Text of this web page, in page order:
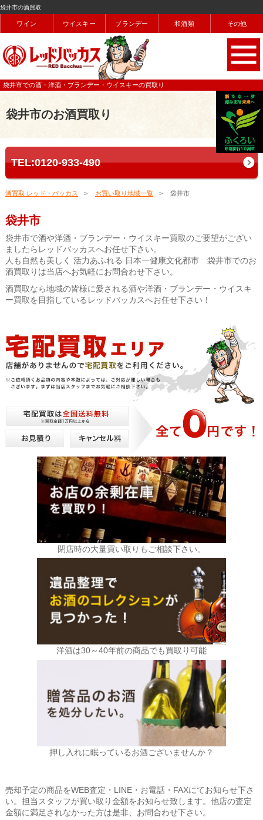
袋井市の酒買取
ワイン ウイスキー ブランデー 和酒類 その他
袋井市での酒・洋酒・ブランデー・ウイスキーの買取り
袋井市のお酒買取り
TEL:0120-933-490
酒買取 レッド・バッカス お買い取り地域一覧 袋井市
袋井市
袋井市で酒や洋酒・ブランデー・ウイスキー買取のご要望がござい
ましたらレッドバッカスへお任せ下さい。
人も自然も美しく 活力あふれる 日本一健康文化都市 袋井市でのお
酒買取りは当店へお気軽にお問合わせ下さい。
酒買取なら地域の皆様に愛される酒や洋酒・ブランデー・ウイスキ
ー買取を目指しているレッドバッカスへお任せ下さい！
閉店時の大量買い取りもご相談下さい。
洋酒は30～40年前の商品でも買取り可能
押し入れに眠っているお酒ございませんか？
売却予定の商品をWEB査定・LINE・お電話・FAXにてお知らせ下さ
い。担当スタッフが買い取り金額をお知らせ致します。他店の査定
金額に満足されなかった方は是非、お問合わせ下さい。